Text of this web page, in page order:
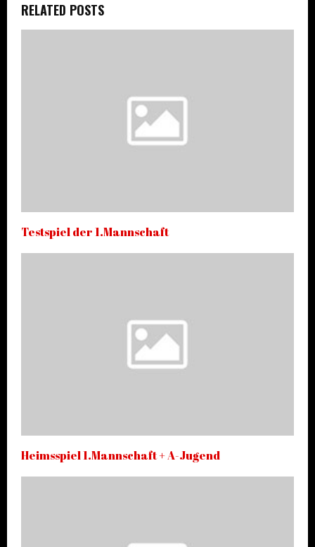
RELATED POSTS
Testspiel der 1.Mannschaft
Heimsspiel 1.Mannschaft + A-Jugend